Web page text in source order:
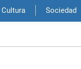
Cultura Sociedad